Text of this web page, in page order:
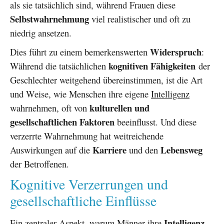
als sie tatsächlich sind, während Frauen diese
Selbstwahrnehmung viel realistischer und oft zu
niedrig ansetzen.
Dies führt zu einem bemerkenswerten Widerspruch:
Während die tatsächlichen kognitiven Fähigkeiten der
Geschlechter weitgehend übereinstimmen, ist die Art
und Weise, wie Menschen ihre eigene Intelligenz
wahrnehmen, oft von kulturellen und
gesellschaftlichen Faktoren beeinflusst. Und diese
verzerrte Wahrnehmung hat weitreichende
Auswirkungen auf die Karriere und den Lebensweg
der Betroffenen.
Kognitive Verzerrungen und
gesellschaftliche Einflüsse